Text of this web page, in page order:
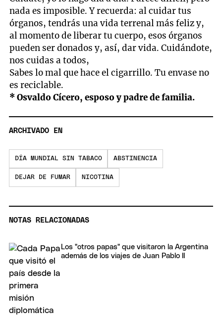
nada es imposible. Y recuerda: al cuidar tus
órganos, tendrás una vida terrenal más feliz y,
al momento de liberar tu cuerpo, esos órganos
pueden ser donados y, así, dar vida. Cuidándote,
nos cuidas a todos,
Sabes lo mal que hace el cigarrillo. Tu envase no
es reciclable.
* Osvaldo Cícero, esposo y padre de familia.
ARCHIVADO EN
DÍA MUNDIAL SIN TABACO ABSTINENCIA
DEJAR DE FUMAR NICOTINA
NOTAS RELACIONADAS
Los "otros papas" que visitaron la Argentina
además de los viajes de Juan Pablo II